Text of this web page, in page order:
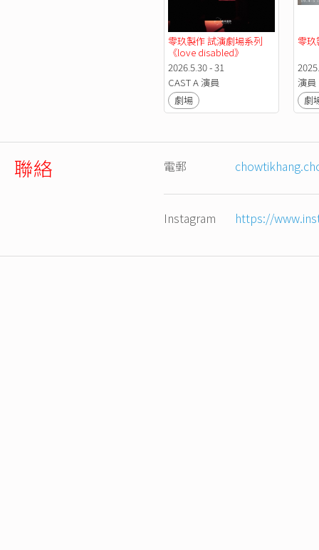
零玖製作 試演劇場系列
《love disabled》
2026.5.30 - 31
CAST A 演員
劇場
零玖
演員
劇
聯絡 電郵
Instagram https://